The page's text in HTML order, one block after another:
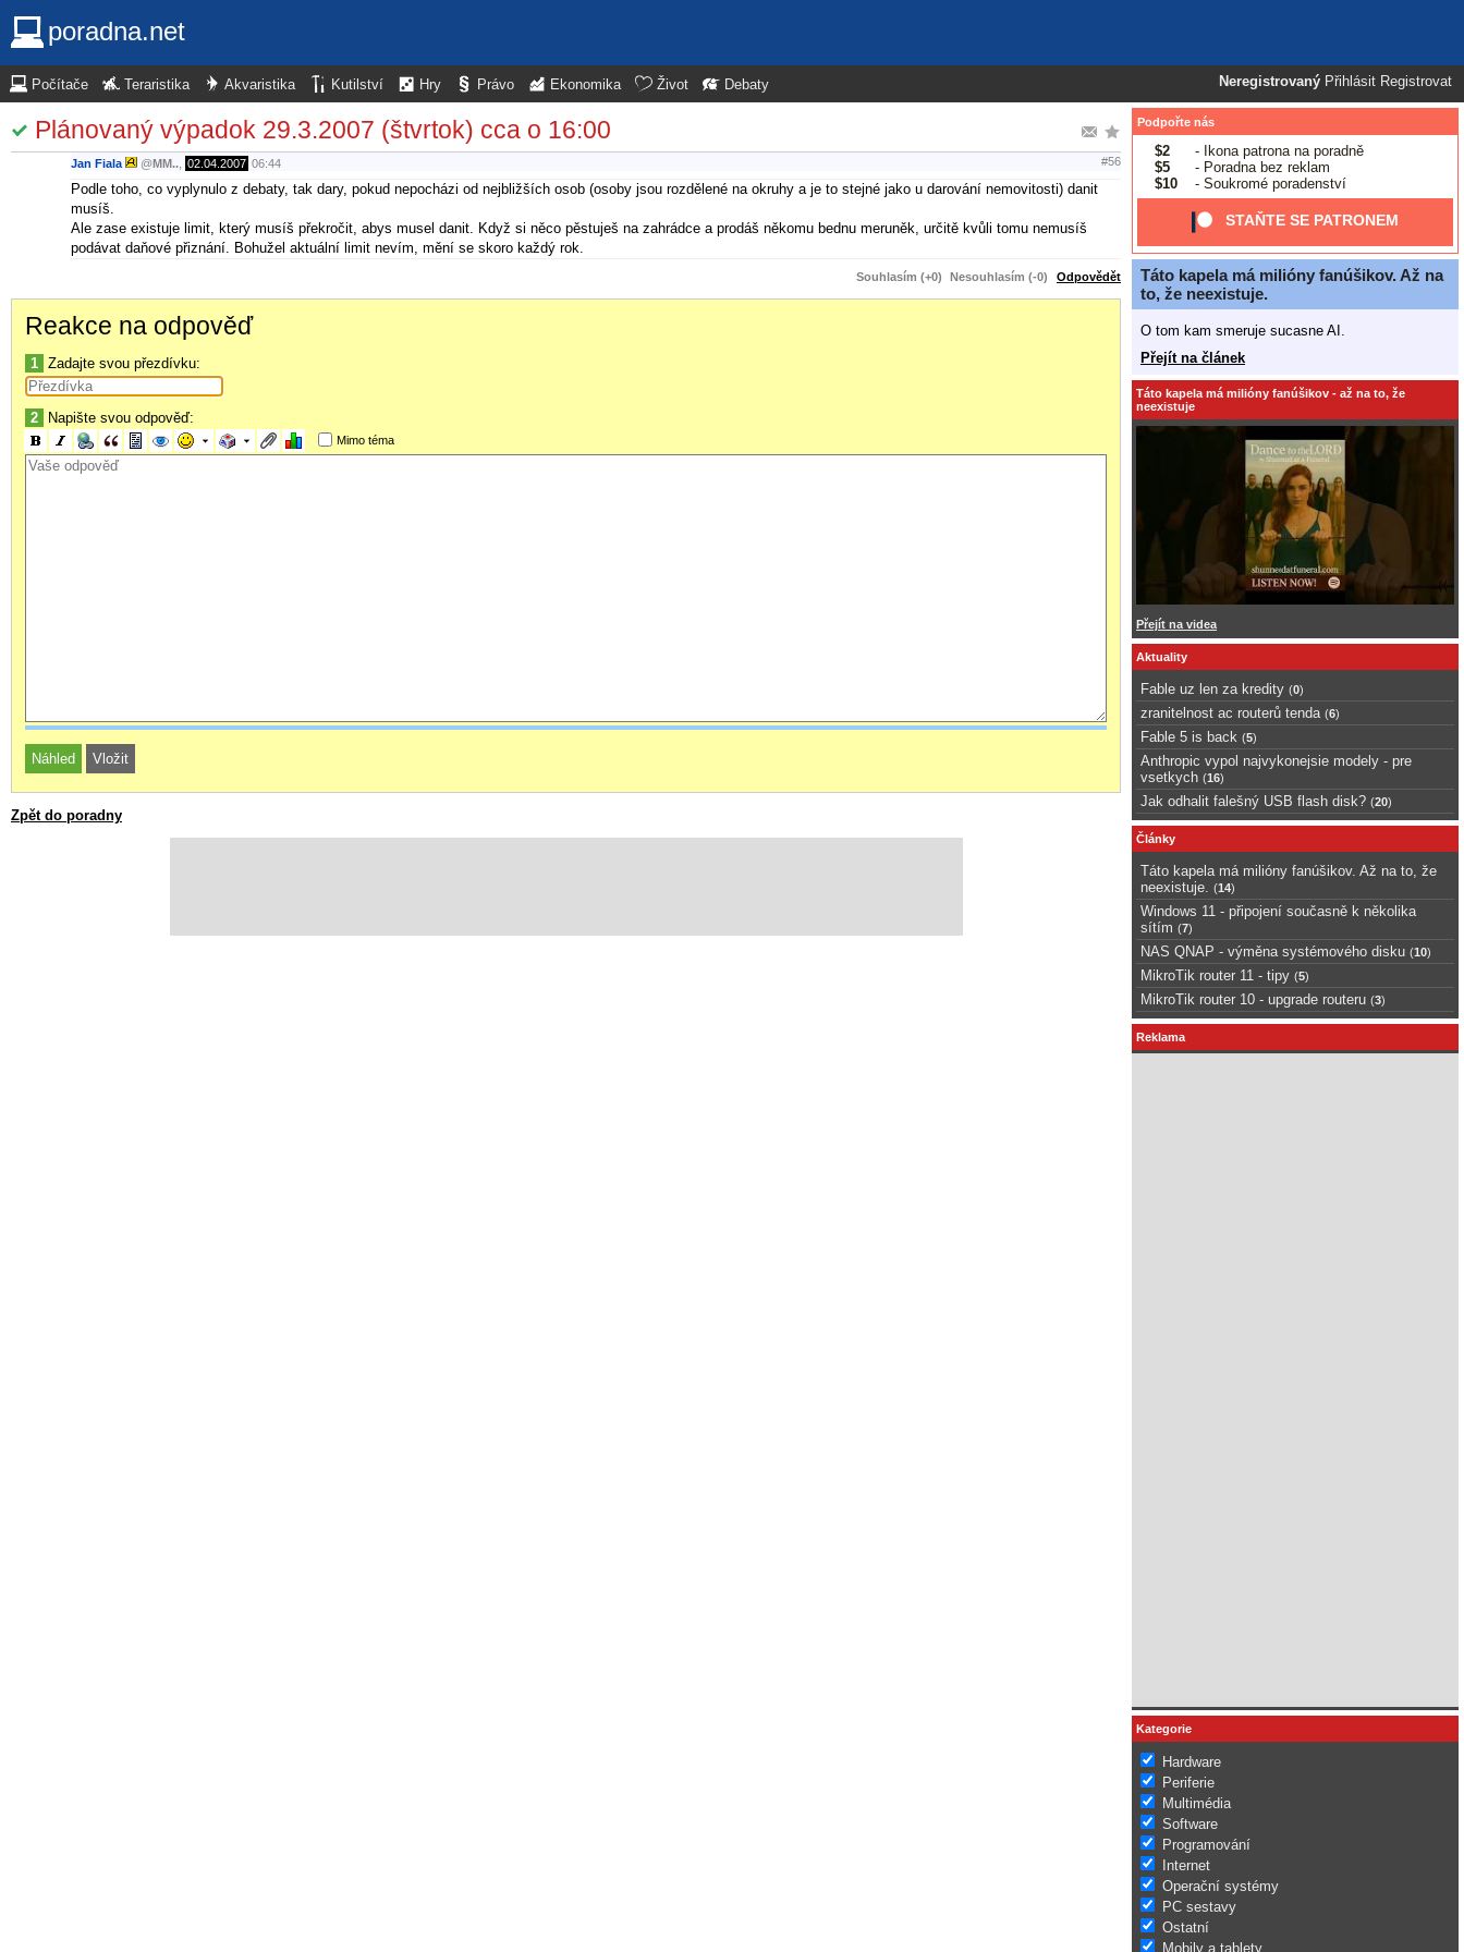
poradna.net
Neregistrovaný Přihlásit Registrovat
Počítače Teraristika Akvaristika Kutilství Hry Právo Ekonomika Život Debaty
Plánovaný výpadok 29.3.2007 (štvrtok) cca o 16:00
Jan Fiala @MM.. 02.04.2007 06:44 #56
Podle toho, co vyplynulo z debaty, tak dary, pokud nepocházi od nejbližších osob (osoby jsou rozdělené na okruhy a je to stejné jako u darování nemovitosti) danit
musíš.
Ale zase existuje limit, který musíš překročit, abys musel danit. Když si něco pěstuješ na zahrádce a prodáš někomu bednu meruněk, určitě kvůli tomu nemusíš
podávat daňové přiznání. Bohužel aktuální limit nevím, mění se skoro každý rok.
Souhlasím (+0) Nesouhlasím (-0) Odpovědět
Reakce na odpověď
1 Zadajte svou přezdívku:
2 Napište svou odpověď:
Mimo téma
Zpět do poradny
Podpořte nás
$2
- Ikona patrona na poradně
$5
- Poradna bez reklam
$10
- Soukromé poradenství
STAŇTE SE PATRONEM
Táto kapela má milióny fanúšikov. Až na
to, že neexistuje.
O tom kam smeruje sucasne AI.
Přejít na článek
Táto kapela má milióny fanúšikov - až na to, že
neexistuje
Přejít na videa
Aktuality
Fable uz len za kredity (0)
zranitelnost ac routerů tenda (6)
Fable 5 is back (5)
Anthropic vypol najvykonejsie modely - pre
vsetkych (16)
Jak odhalit falešný USB flash disk? (20)
Články
Táto kapela má milióny fanúšikov. Až na to, že
neexistuje.
(14)
Windows 11 - připojení současně k několika
sítím (7)
NAS QNAP - výměna systémového disku (10)
MikroTik router 11 - tipy (5)
MikroTik router 10 - upgrade routeru (3)
Reklama
Kategorie
Hardware
Periferie
Multimédia
Software
Programování
Internet
Operační systémy
PC sestavy
Ostatní
Mobily a tablety